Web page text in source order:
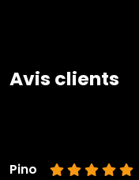
Avis clients
Pino